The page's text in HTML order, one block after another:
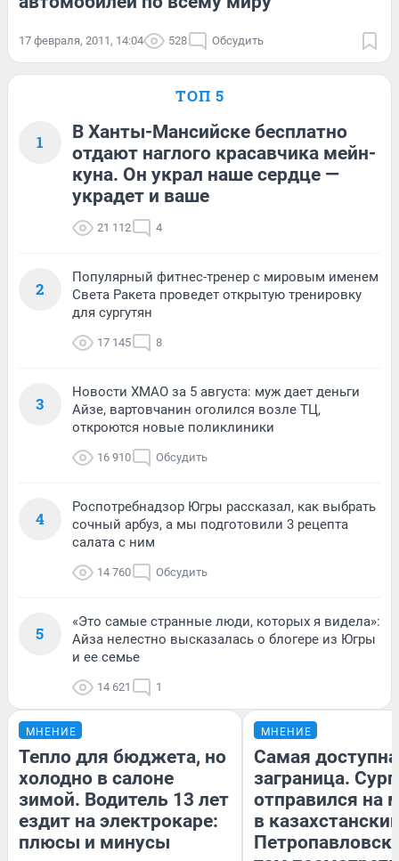
17 февраля, 2011, 14:04 528 Обсудить
ТОП 5
1
В Ханты-Мансийске бесплатно
отдают наглого красавчика мейн-
куна. Он украл наше сердце —
украдет и ваше
21 112 4
2
Популярный фитнес-тренер с мировым именем
Света Ракета проведет открытую тренировку
для сургутян
17 145 8
3
Новости ХМАО за 5 августа: муж дает деньги
Айзе, вартовчанин оголился возле ТЦ,
откроются новые поликлиники
16 910 Обсудить
4
Роспотребнадзор Югры рассказал, как выбрать
сочный арбуз, а мы подготовили 3 рецепта
салата с ним
14 760 Обсудить
5
«Это самые странные люди, которых я видела»:
Айза нелестно высказалась о блогере из Югры
и ее семье
14 621 1
МНЕНИЕ
Тепло для бюджета, но
холодно в салоне
зимой. Водитель 13 лет
ездит на электрокаре:
плюсы и минусы
МНЕНИЕ
Самая
заграница.
отправился на
в